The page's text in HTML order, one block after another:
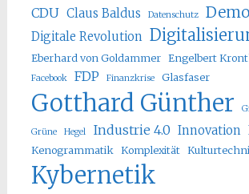
CDU Claus Baldus Datenschutz
Digitale Revolution
Eberhard von Goldammer Engelbert
Facebook FDP Finanzkrise Glasfaser
Gotthard Günther
Grüne Hegel Industrie 4.0 Innovation
Kenogrammatik Komplexität
Kybernetik